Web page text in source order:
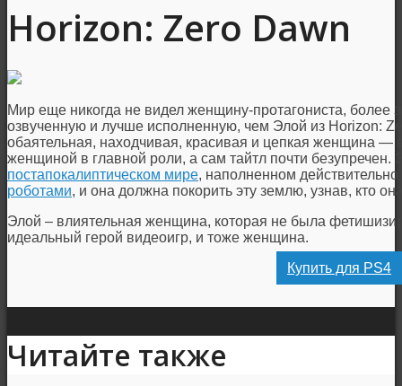
Horizon: Zero Dawn
Мир еще никогда не видел женщину-протагониста,
озвученную и лучше исполненную, чем Элой из Horizon:
обаятельная, находчивая, красивая и цепкая женщина —
женщиной в главной роли, а сам тайтл почти безупречен.
постапокалиптическом мире, наполненном
роботами, и она должна покорить эту землю, узнав, кто
Элой – влиятельная женщина, которая не была
идеальный герой видеоигр, и тоже женщина.
Купить для PS4
Читайте также